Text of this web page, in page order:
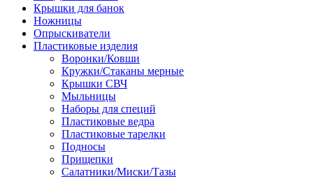
Крышки для банок
Ножницы
Опрыскиватели
Пластиковые изделия
Воронки/Ковши
Кружки/Стаканы мерные
Крышки СВЧ
Мыльницы
Наборы для специй
Пластиковые ведра
Пластиковые тарелки
Подносы
Прищепки
Салатники/Миски/Тазы